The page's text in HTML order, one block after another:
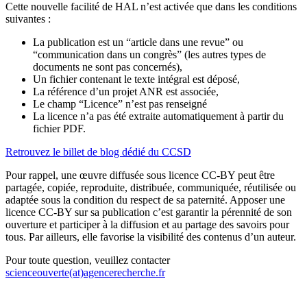
Cette nouvelle facilité de HAL n’est activée que dans les conditions
suivantes :
La publication est un “article dans une revue” ou
“communication dans un congrès” (les autres types de
documents ne sont pas concernés),
Un fichier contenant le texte intégral est déposé,
La référence d’un projet ANR est associée,
Le champ “Licence” n’est pas renseigné
La licence n’a pas été extraite automatiquement à partir du
fichier PDF.
Retrouvez le billet de blog dédié du CCSD
Pour rappel, une œuvre diffusée sous licence CC-BY peut être
partagée, copiée, reproduite, distribuée, communiquée, réutilisée ou
adaptée sous la condition du respect de sa paternité. Apposer une
licence CC-BY sur sa publication c’est garantir la pérennité de son
ouverture et participer à la diffusion et au partage des savoirs pour
tous. Par ailleurs, elle favorise la visibilité des contenus d’un auteur.
Pour toute question, veuillez contacter
scienceouverte(at)agencerecherche.fr